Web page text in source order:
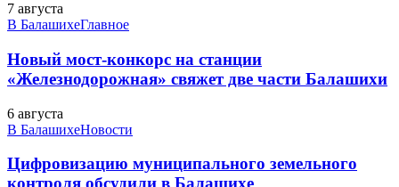
7 августа
В БалашихеГлавное
Новый мост-конкорс на станции
«Железнодорожная» свяжет две части Балашихи
6 августа
В БалашихеНовости
Цифровизацию муниципального земельного
контроля обсудили в Балашихе